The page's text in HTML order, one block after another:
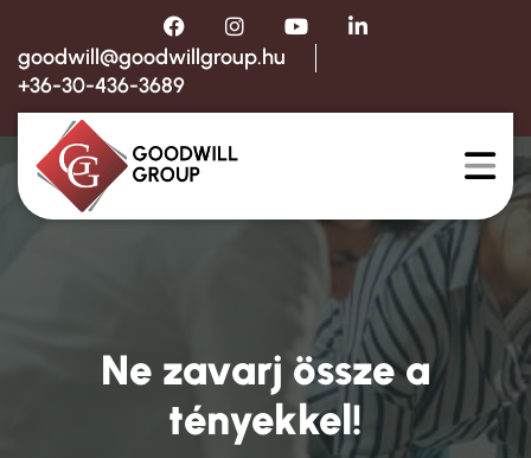
goodwill@goodwillgroup.hu
+36-30-436-3689
Ne zavarj össze a
tényekkel!